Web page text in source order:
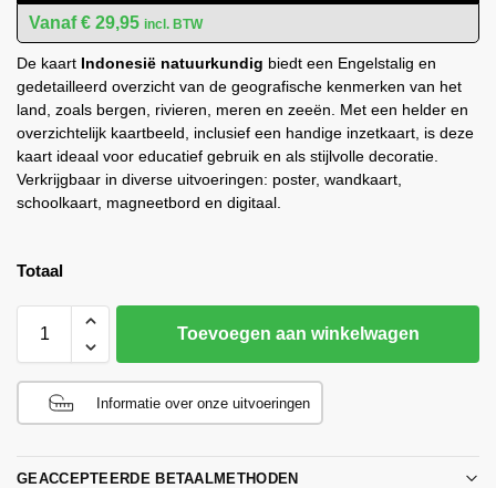
€ 29,95 incl. BTW
De kaart Indonesië natuurkundig biedt een Engelstalig en
gedetailleerd overzicht van de geografische kenmerken van het
land, zoals bergen, rivieren, meren en zeeën. Met een helder en
overzichtelijk kaartbeeld, inclusief een handige inzetkaart, is deze
kaart ideaal voor educatief gebruik en als stijlvolle decoratie.
Verkrijgbaar in diverse uitvoeringen: poster, wandkaart,
schoolkaart, magneetbord en digitaal.
Totaal
Toevoegen aan winkelwagen
Informatie over onze uitvoeringen
GEACCEPTEERDE BETAALMETHODEN